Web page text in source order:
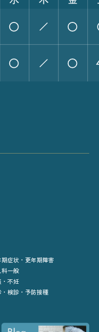
期症状・更年期障害
科一般
・不妊
・検診・予防接種